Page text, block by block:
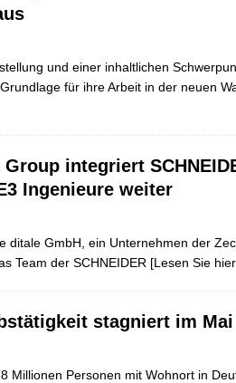
und einer inhaltlichen
für ihre Arbeit in der neuen
Group integriert
Ingenieure weiter
ditale GmbH, ein Unternehmen der
Team der SCHNEIDER [Lesen Sie
stagniert im Mai
Millionen Personen mit Wohnort in